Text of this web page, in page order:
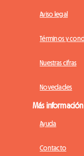
Aviso legal
Términos y
Nuestras cifras
Novedades
Más información
Ayuda
Contacto